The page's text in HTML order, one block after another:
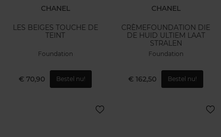
CHANEL
LES BEIGES TOUCHE DE
TEINT
Foundation
€ 70,90 Bestel nu!
CHANEL
CRÈMEFOUNDATION DIE
DE HUID ULTIEM LAAT
STRALEN
Foundation
€ 162,50 Bestel nu!